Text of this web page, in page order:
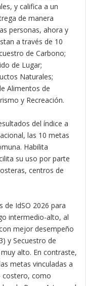
y califica a un
de manera
personas, ahora y
a través de 10
de Carbono;
de Lugar;
Naturales;
Alimentos de
y Recreación.
del índice a
las 10 metas
Habilita
su uso por parte
centros de
de IdSO 2026 para
intermedio-alto, al
mejor desempeño
y Secuestro de
alto. En contraste,
metas vinculadas a
costero, como